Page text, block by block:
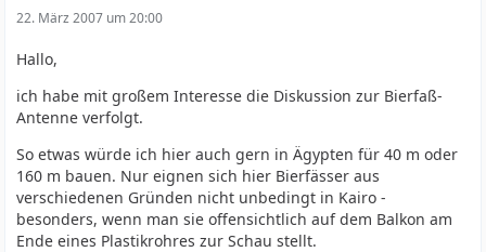
22. März 2007 um 20:00
Hallo,
ich habe mit großem Interesse die Diskussion zur Bierfaß-
Antenne verfolgt.
So etwas würde ich hier auch gern in Ägypten für 40 m oder
160 m bauen. Nur eignen sich hier Bierfässer aus
verschiedenen Gründen nicht unbedingt in Kairo -
besonders, wenn man sie offensichtlich auf dem Balkon am
Ende eines Plastikrohres zur Schau stellt.